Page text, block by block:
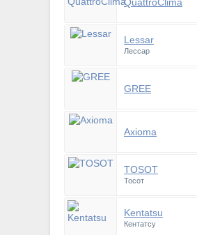
Lessar
Лессар
GREE
Axioma
TOSOT
Тосот
Kentatsu
Кентатсу